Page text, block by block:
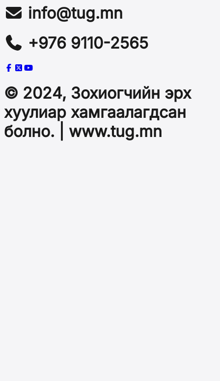
info@tug.mn
+976 9110-2565
© 2024, Зохиогчийн эрх
хуулиар хамгаалагдсан
болно. | www.tug.mn